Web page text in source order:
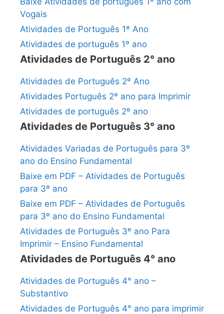
Vogais
Atividades de Português 1º Ano
Atividades de português 1º ano
Atividades de Português 2° ano
Atividades de Português 2º Ano
Atividades Português 2º ano para Imprimir
Atividades de português 2º ano
Atividades de Português 3° ano
Atividades Variadas de Português para 3º
ano do Ensino Fundamental
Baixe em PDF – Atividades de Português
para 3º ano
Baixe em PDF – Atividades de Português
para 3º ano do Ensino Fundamental
Atividades de Português 3º ano Para
Imprimir – Ensino Fundamental
Atividades de Português 4° ano
Atividades de Português 4° ano –
Substantivo
Atividades de Português 4° ano para imprimir